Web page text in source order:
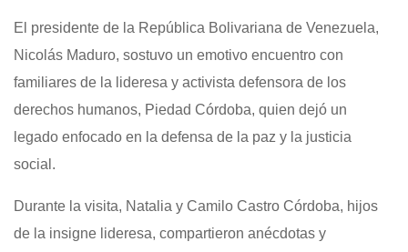
El presidente de la República Bolivariana de Venezuela,
Nicolás Maduro, sostuvo un emotivo encuentro con
familiares de la lideresa y activista defensora de los
derechos humanos, Piedad Córdoba, quien dejó un
legado enfocado en la defensa de la paz y la justicia
social.
Durante la visita, Natalia y Camilo Castro Córdoba, hijos
de la insigne lideresa, compartieron anécdotas y